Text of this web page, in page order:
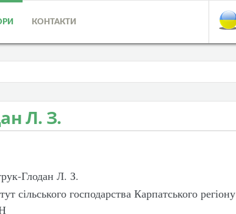
КОНТАКТИ
Л. З.
Глодан Л. З.
сільського господарства Карпатського регіону